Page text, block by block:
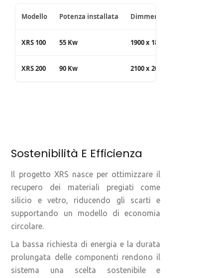
Modello Potenza installata Dimmensioni
XRS 100 55 Kw 1900 x 1840 x 1540 mm
XRS 200 90 Kw 2100 x 2040 x 1740 mm
Sostenibilità E Efficienza
Il progetto XRS nasce per ottimizzare il
recupero dei materiali pregiati come
silicio e vetro, riducendo gli scarti e
supportando un modello di economia
circolare.
La bassa richiesta di energia e la durata
prolungata delle componenti rendono il
sistema una scelta sostenibile e